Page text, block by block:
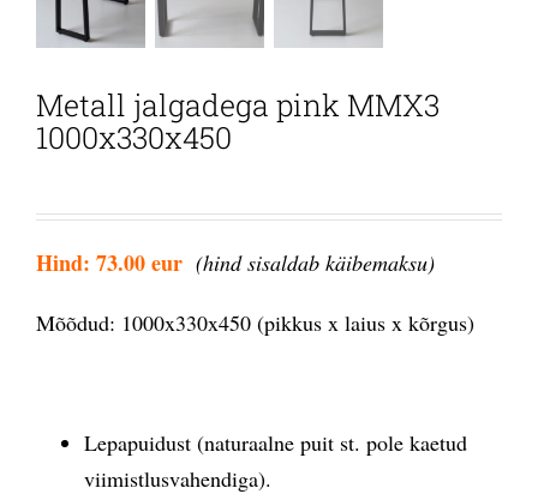
Metall jalgadega pink MMX3
1000x330x450
Hind: 73.00 eur (hind sisaldab käibemaksu)
Mõõdud: 1000x330x450 (pikkus x laius x kõrgus)
Lepapuidust (naturaalne puit st. pole kaetud
viimistlusvahendiga).